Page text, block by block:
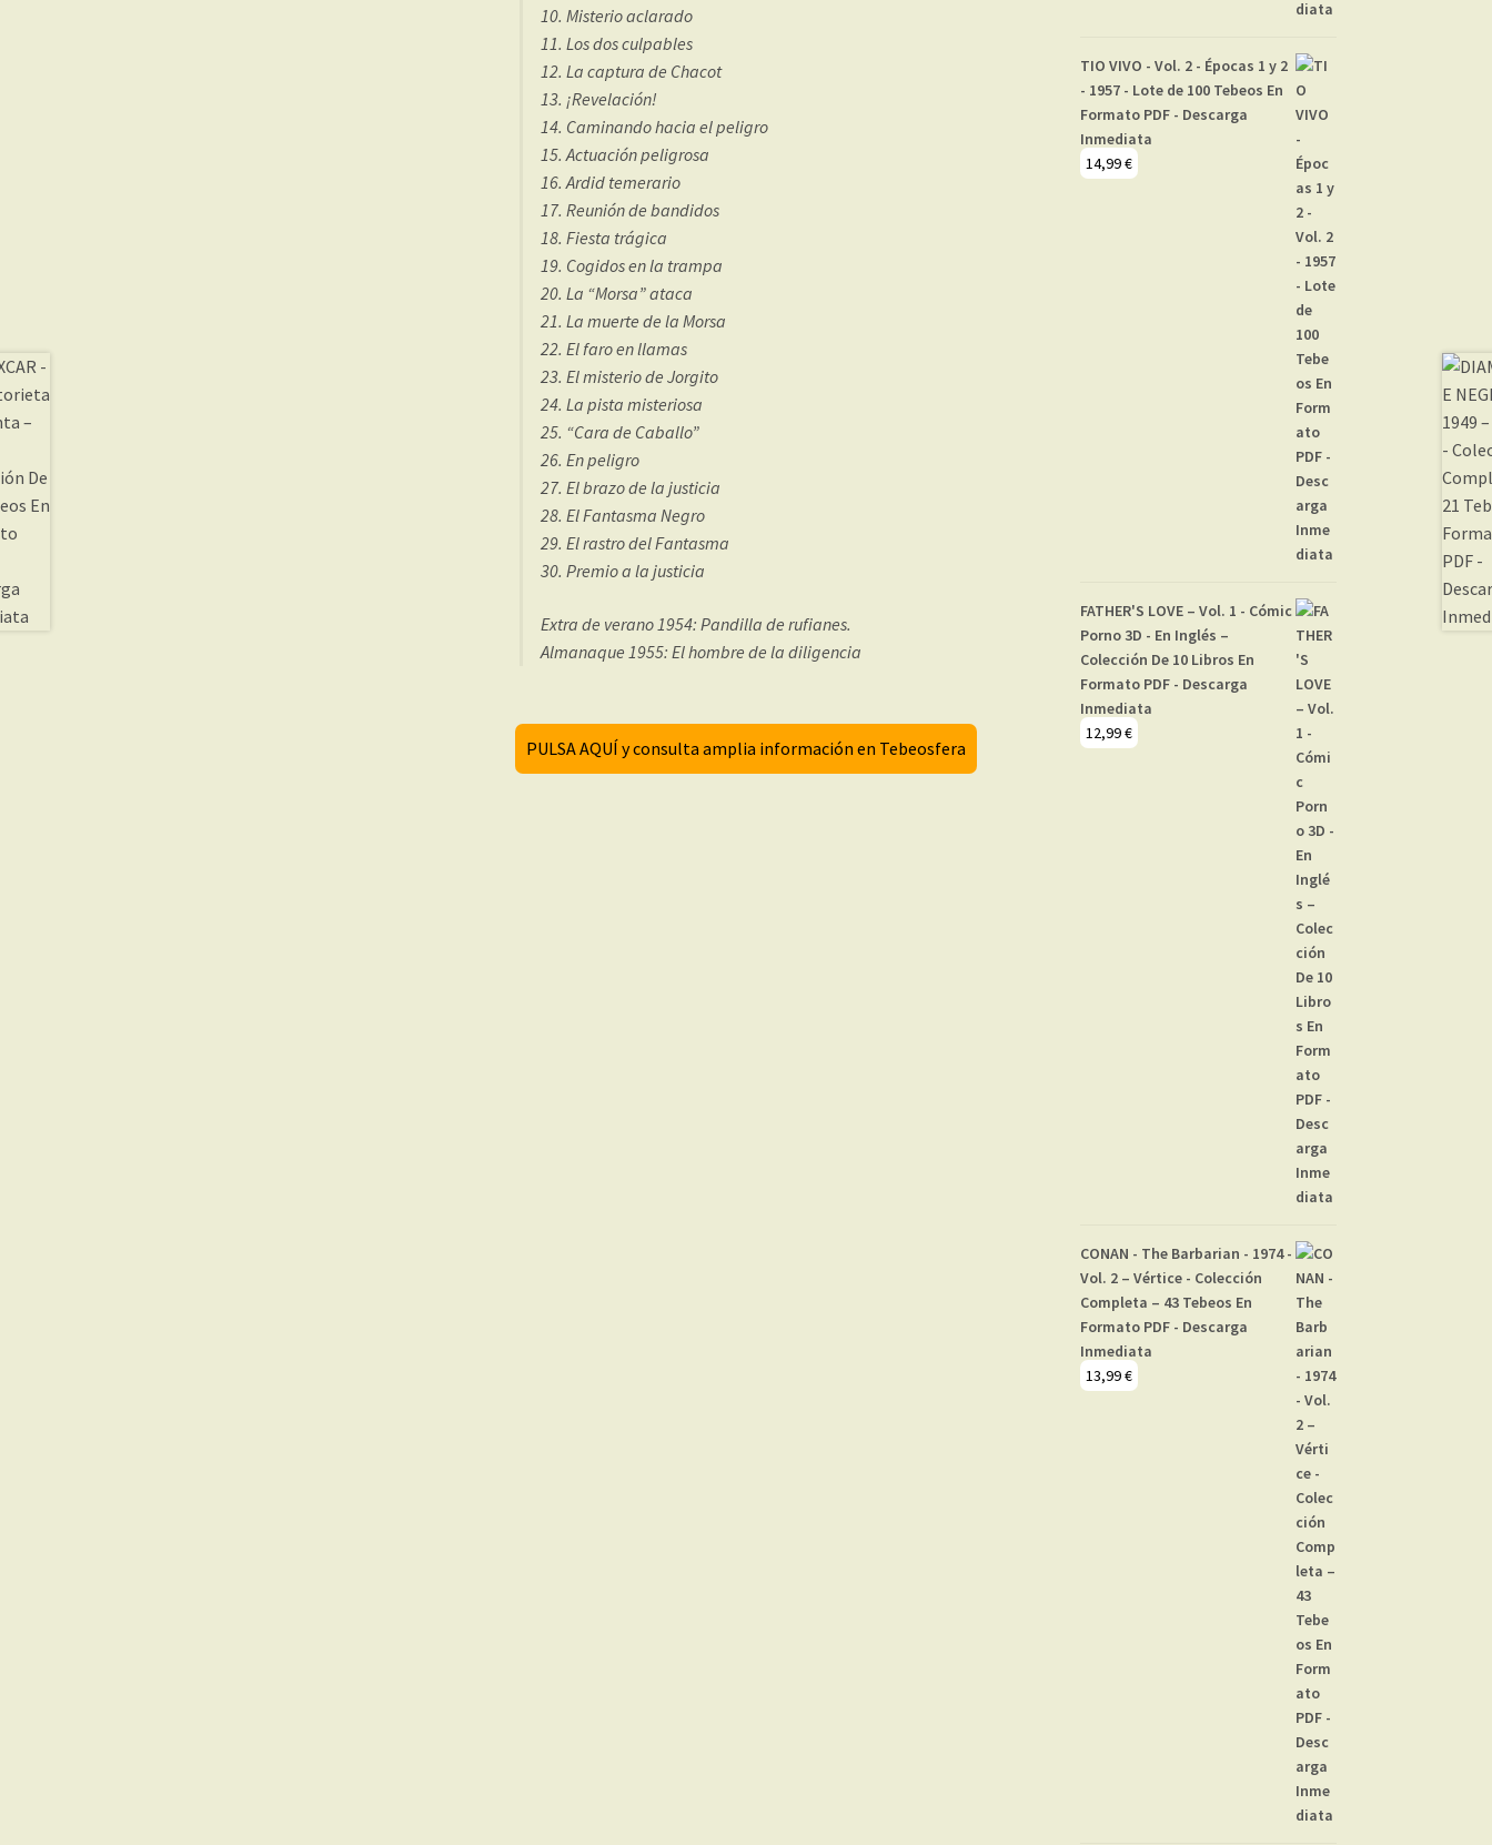
10. Misterio aclarado
11. Los dos culpables
12. La captura de Chacot
13. ¡Revelación!
14. Caminando hacia el peligro
15. Actuación peligrosa
16. Ardid temerario
17. Reunión de bandidos
18. Fiesta trágica
19. Cogidos en la trampa
20. La “Morsa” ataca
21. La muerte de la Morsa
22. El faro en llamas
23. El misterio de Jorgito
24. La pista misteriosa
25. “Cara de Caballo”
26. En peligro
27. El brazo de la justicia
28. El Fantasma Negro
29. El rastro del Fantasma
30. Premio a la justicia
Extra de verano 1954: Pandilla de rufianes.
Almanaque 1955: El hombre de la diligencia
PULSA AQUÍ y consulta amplia información en Tebeosfera
TIO VIVO - Vol. 2 - Épocas 1 y 2
- 1957 - Lote de 100 Tebeos En
Formato PDF - Descarga
Inmediata
14,99€
FATHER'S LOVE – Vol. 1 - Cómic
Porno 3D - En Inglés –
Colección De 10 Libros En
Formato PDF - Descarga
Inmediata
12,99€
CONAN - The Barbarian - 1974 -
Vol. 2 – Vértice - Colección
Completa – 43 Tebeos En
Formato PDF - Descarga
Inmediata
13,99€